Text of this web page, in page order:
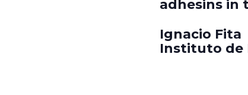
adhesins in
Ignacio Fita
Instituto de